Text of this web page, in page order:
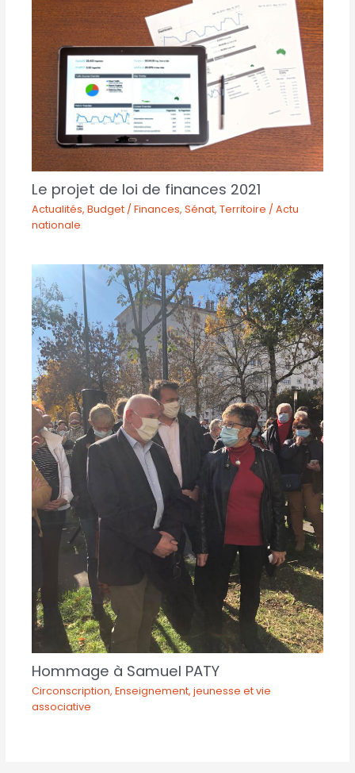
Le projet de loi de finances 2021
Actualités,Budget / Finances,Sénat,Territoire / Actu
nationale
Hommage à Samuel PATY
Circonscription,Enseignement, jeunesse et vie
associative